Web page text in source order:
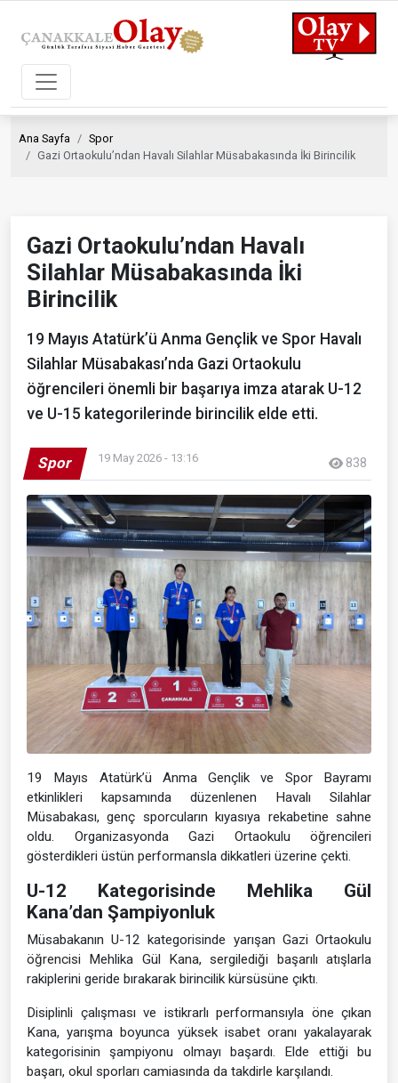
Ana Sayfa
Spor
Gazi Ortaokulu’ndan Havalı Silahlar Müsabakasında İki Birincilik
Gazi Ortaokulu’ndan Havalı
Silahlar Müsabakasında İki
Birincilik
19 Mayıs Atatürk’ü Anma Gençlik ve Spor Havalı
Silahlar Müsabakası’nda Gazi Ortaokulu
öğrencileri önemli bir başarıya imza atarak U-12
ve U-15 kategorilerinde birincilik elde etti.
Spor 19 May 2026 - 13:16 838
19 Mayıs Atatürk’ü Anma Gençlik ve Spor Bayramı
etkinlikleri kapsamında düzenlenen Havalı Silahlar
Müsabakası, genç sporcuların kıyasıya rekabetine sahne
oldu. Organizasyonda Gazi Ortaokulu öğrencileri
gösterdikleri üstün performansla dikkatleri üzerine çekti.
U-12 Kategorisinde Mehlika Gül
Kana’dan Şampiyonluk
Müsabakanın U-12 kategorisinde yarışan Gazi Ortaokulu
öğrencisi Mehlika Gül Kana, sergilediği başarılı atışlarla
rakiplerini geride bırakarak birincilik kürsüsüne çıktı.
Disiplinli çalışması ve istikrarlı performansıyla öne çıkan
Kana, yarışma boyunca yüksek isabet oranı yakalayarak
kategorisinin şampiyonu olmayı başardı. Elde ettiği bu
başarı, okul sporları camiasında da takdirle karşılandı.